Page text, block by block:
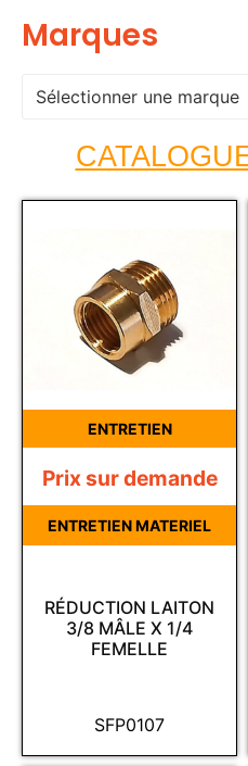
Marques
Sélectionner une marque
ENTRETIEN
SFP0107
RÉDUCTION LAITON
3/8 MÂLE X 1/4
FEMELLE
Prix sur demande
ENTRETIEN MATERIEL